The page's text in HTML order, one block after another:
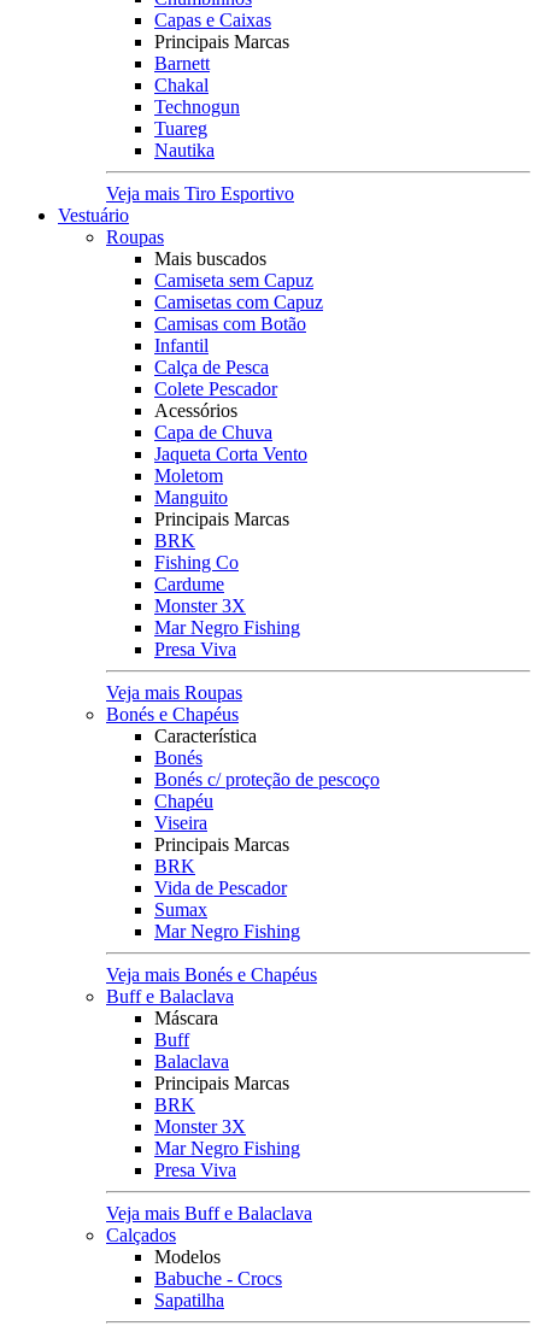
Capas e Caixas
Principais Marcas
Barnett
Chakal
Technogun
Tuareg
Nautika
Veja mais Tiro Esportivo
Vestuário
Roupas
Mais buscados
Camiseta sem Capuz
Camisetas com Capuz
Camisas com Botão
Infantil
Calça de Pesca
Colete Pescador
Acessórios
Capa de Chuva
Jaqueta Corta Vento
Moletom
Manguito
Principais Marcas
BRK
Fishing Co
Cardume
Monster 3X
Mar Negro Fishing
Presa Viva
Veja mais Roupas
Bonés e Chapéus
Característica
Bonés
Bonés c/ proteção de pescoço
Chapéu
Viseira
Principais Marcas
BRK
Vida de Pescador
Sumax
Mar Negro Fishing
Veja mais Bonés e Chapéus
Buff e Balaclava
Máscara
Buff
Balaclava
Principais Marcas
BRK
Monster 3X
Mar Negro Fishing
Presa Viva
Veja mais Buff e Balaclava
Calçados
Modelos
Babuche - Crocs
Sapatilha